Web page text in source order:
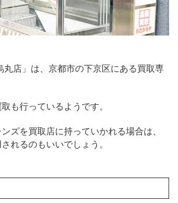
丸店」は、京都市の下京区にある買取専
も行っているようです。
ズを買取店に持っていかれる場合は、
れるのもいいでしょう。